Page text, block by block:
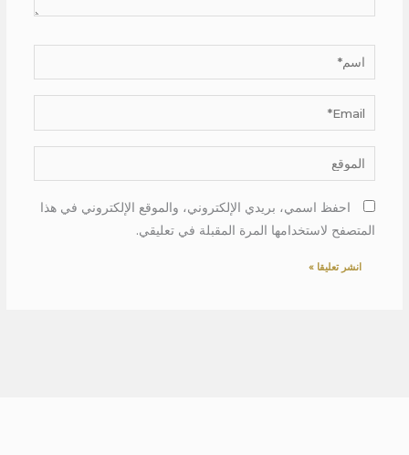
اسم*
Email*
الموقع
احفظ اسمي، بريدي الإلكتروني، والموقع الإلكتروني في هذا
المتصفح لاستخدامها المرة المقبلة في تعليقي.